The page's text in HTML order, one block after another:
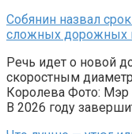
Собянин назвал
сложных дорожных
Речь идет о новой
скоростным
Королева Фото:
В 2026 году